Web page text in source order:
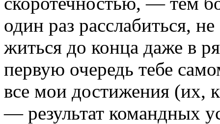
один раз расслабиться,
житься до конца даже в
первую очередь тебе
все мои достижения (их,
— результат командных